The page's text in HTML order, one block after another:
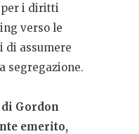
per i diritti
verso le
di assumere
segregazione.
Gordon
emerito,